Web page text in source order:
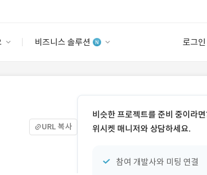
비즈니스 솔루션 로그인
안심 코드 케어
스토어
‘이런 거’ 만들어
개발 회사 있어?
URL 복사
비슷한 프로젝트를 준비 중이라면
위시켓 매니저와 상담하세요.
참여 개발사와 미팅 연결